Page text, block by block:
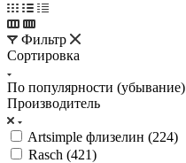
Фильтр
Сортировка
По популярности (убывание)
Производитель
Artsimple флизелин (224)
Rasch (421)